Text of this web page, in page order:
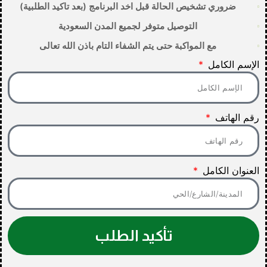
ضروري تشخيص الحالة قبل اخد البرنامج (بعد تاكيد الطلبية)
التوصيل متوفر لجميع المدن السعودية
مع المواكبة حتى يتم الشفاء التام باذن الله تعالى
الإسم الكامل
رقم الهاتف
العنوان الكامل
تأكيد الطلب